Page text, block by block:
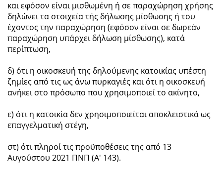
και εφόσον είναι μισθωμένη ή σε παραχώρηση χρήσης
δηλώνει τα στοιχεία τής δήλωσης μίσθωσης ή του
έχοντος την παραχώρηση (εφόσον είναι σε δωρεάν
παραχώρηση υπάρχει δήλωση μίσθωσης), κατά
περίπτωση,
δ) ότι η οικοσκευή της δηλούμενης κατοικίας υπέστη
ζημίες από τις ως άνω πυρκαγιές και ότι η οικοσκευή
ανήκει στο πρόσωπο που χρησιμοποιεί το ακίνητο,
ε) ότι η κατοικία δεν χρησιμοποιείται αποκλειστικά ως
επαγγελματική στέγη,
στ) ότι πληροί τις προϋποθέσεις της από 13
Αυγούστου 2021 ΠΝΠ (Α' 143).